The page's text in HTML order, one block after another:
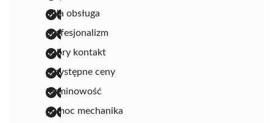
miła obsługa
profesjonalizm
dobry kontakt
przystępne ceny
terminowość
pomoc mechanika